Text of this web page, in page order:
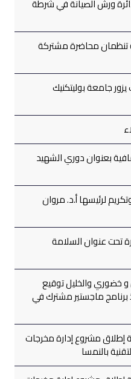
ورش الصيانة في شرطة
محاضرة مشتركة
جامعة بوليتكنيك
بعنوان دوري الشهيد
لرئيسها أ.د. مروان
عنوان السلامة
خضوري والخليل توقيع
برنامج ماجستير مشترك في
مشروع إدارة مخرجات
بالنمسا